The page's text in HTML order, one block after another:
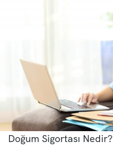
Doğum Sigortası Nedir?